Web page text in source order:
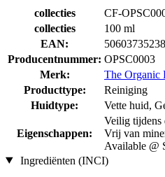
collecties
CF-
collecties
100 ml
EAN:
Producentnummer: OPSC0003
Merk:
The Organic
Producttype:
Reiniging
Huidtype:
Vette huid,
Eigenschappen:
Veilig tijdens
Vrij van
Available @
Ingrediënten (INCI)